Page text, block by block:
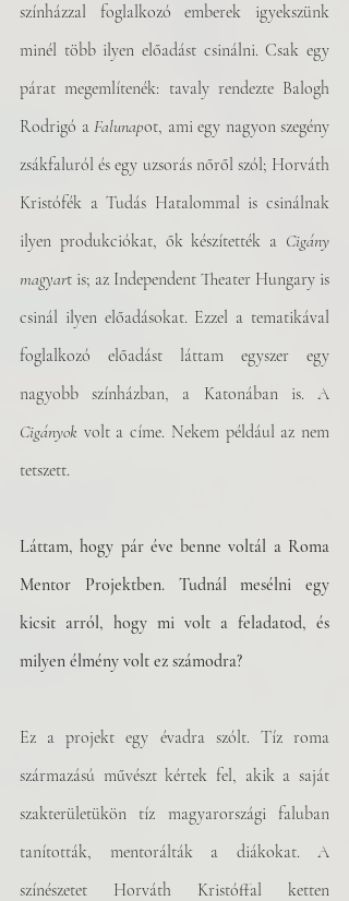
színházzal foglalkozó emberek igyekszünk
minél több ilyen előadást csinálni. Csak egy
párat megemlítenék: tavaly rendezte Balogh
Rodrigó a Falunapot, ami egy nagyon szegény
zsákfaluról és egy uzsorás nőről szól; Horváth
Kristófék a Tudás Hatalommal is csinálnak
ilyen produkciókat, ők készítették a Cigány
magyart is; az Independent Theater Hungary is
csinál ilyen előadásokat. Ezzel a tematikával
foglalkozó előadást láttam egyszer egy
Cigányok volt a címe. Nekem például az nem
tetszett.
Láttam, hogy pár éve benne voltál a Roma
Mentor Projektben. Tudnál mesélni egy
kicsit arról, hogy mi volt a feladatod, és
milyen élmény volt ez számodra?
Ez a projekt egy évadra szólt. Tíz roma
származású művészt kértek fel, akik a saját
szakterületükön tíz magyarországi faluban
tanították, mentorálták a diákokat. A
színészetet Horváth Kristóffal ketten